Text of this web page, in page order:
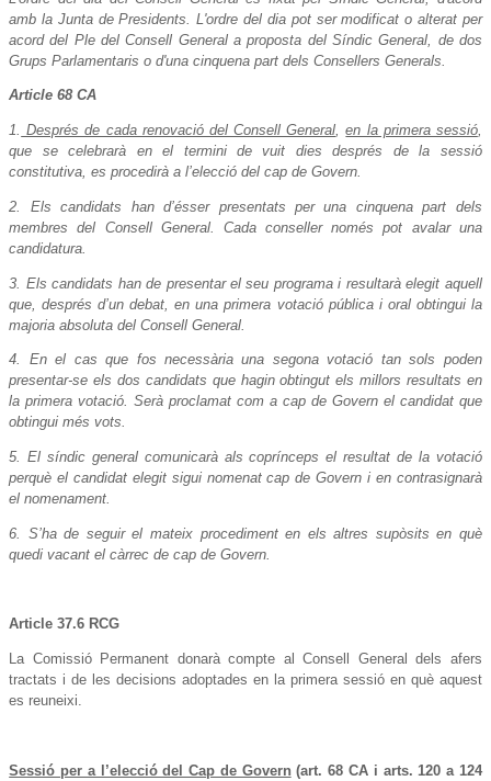
amb la Junta de Presidents. L'ordre del dia pot ser modificat o alterat per
acord del Ple del Consell General a proposta del Síndic General, de dos
Grups Parlamentaris o d'una cinquena part dels Consellers Generals.
Article 68 CA
1. Després de cada renovació del Consell General,en la primera sessió,
que se celebrarà en el termini de vuit dies després de la sessió
constitutiva, es procedirà a l’elecció del cap de Govern.
2. Els candidats han d’ésser presentats per una cinquena part dels
membres del Consell General. Cada conseller només pot avalar una
candidatura.
3. Els candidats han de presentar el seu programa i resultarà elegit aquell
que, després d’un debat, en una primera votació pública i oral obtingui la
majoria absoluta del Consell General.
4. En el cas que fos necessària una segona votació tan sols poden
presentar-se els dos candidats que hagin obtingut els millors resultats en
la primera votació. Serà proclamat com a cap de Govern el candidat que
obtingui més vots.
5. El síndic general comunicarà als coprínceps el resultat de la votació
perquè el candidat elegit sigui nomenat cap de Govern i en contrasignarà
el nomenament.
6. S’ha de seguir el mateix procediment en els altres supòsits en què
quedi vacant el càrrec de cap de Govern.
Article 37.6 RCG
La Comissió Permanent donarà compte al Consell General dels afers
tractats i de les decisions adoptades en la primera sessió en què aquest
es reuneixi.
Sessió per a l’elecció del Cap de Govern (art. 68 CA i arts. 120 a 124